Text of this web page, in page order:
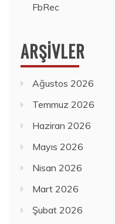
FbRec
ARŞIVLER
Ağustos 2026
Temmuz 2026
Haziran 2026
Mayıs 2026
Nisan 2026
Mart 2026
Şubat 2026